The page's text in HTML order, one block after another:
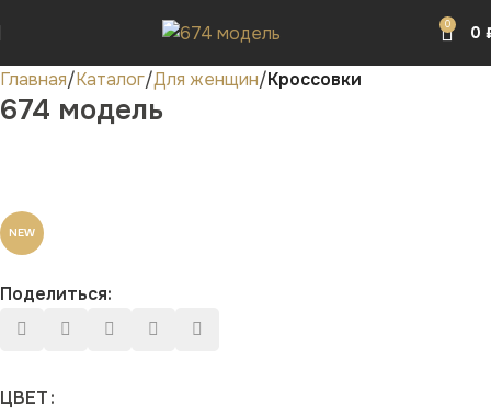
0 0
Главная Каталог Для женщин Кроссовки
674 модель
NEW
Поделиться:
ЦВЕТ